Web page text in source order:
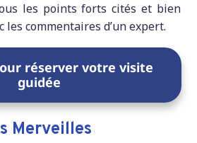
les points forts cités et bien
les commentaires d’un expert.
réserver votre visite
guidée
Merveilles